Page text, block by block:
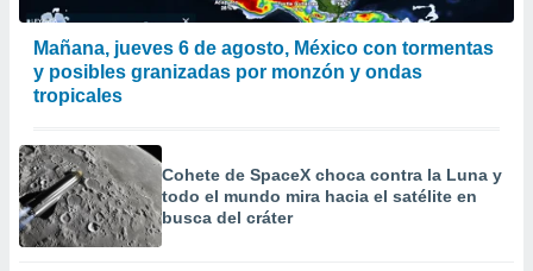
Mañana, jueves 6 de agosto, México con tormentas
y posibles granizadas por monzón y ondas
tropicales
Cohete de SpaceX choca contra la Luna y
todo el mundo mira hacia el satélite en
busca del cráter